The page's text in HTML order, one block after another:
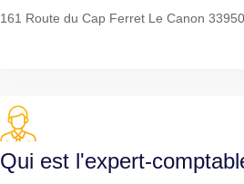
161 Route du Cap Ferret Le Canon
Qui est l'expert-